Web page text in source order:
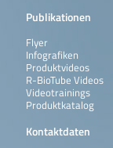
Publikationen
Flyer
Infografiken
Produktvideos
R-BioTube Videos
Videotrainings
Produktkatalog
Kontaktdaten